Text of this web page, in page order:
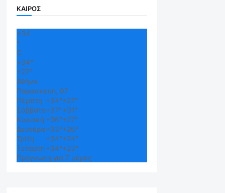
ΚΑΙΡΟΣ
+34
°
C
+34°
+27°
Αθήνα
Παρασκευή, 07
Πέμπτη +34°+27°
Σάββατο+37°+31°
Κυριακή +36°+27°
Δευτέρα+33°+26°
Τρίτη
+34°+24°
Τετάρτη +34°+23°
Πρόγνωση για 7 μέρες